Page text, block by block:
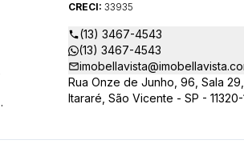
CRECI: 33935
(13) 3467-4543
(13) 3467-4543
Rua Onze de Junho, 96, Sala 29,
Itararé, São Vicente - SP -